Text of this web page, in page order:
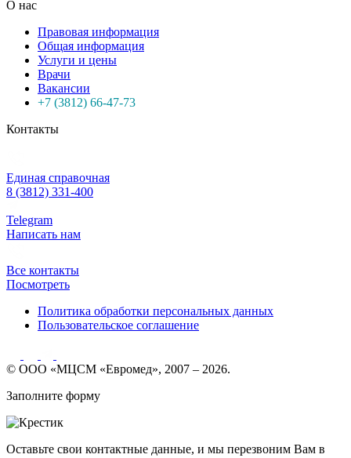
О нас
Правовая информация
Общая информация
Услуги и цены
Врачи
Вакансии
+7 (3812) 66-47-73
Контакты
Единая справочная
8 (3812) 331-400
Telegram
Написать нам
Все контакты
Посмотреть
Политика обработки персональных данных
Пользовательское соглашение
© ООО «МЦСМ «Евромед», 2007 – 2026.
Заполните форму
Оставьте свои контактные данные, и мы перезвоним Вам в